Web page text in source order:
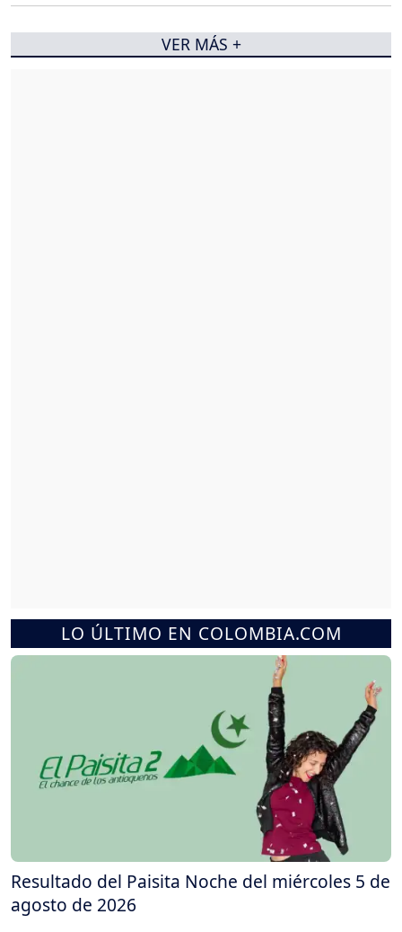
LO ÚLTIMO EN COLOMBIA.COM
Resultado del Paisita Noche del miércoles 5 de
agosto de 2026
VER MÁS +